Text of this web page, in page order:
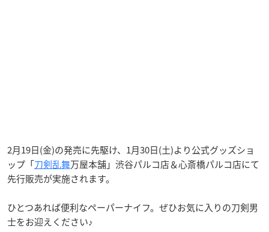
2月19日(金)の発売に先駆け、1月30日(土)より公式グッズショ
ップ「刀剣乱舞万屋本舗」渋谷パルコ店＆心斎橋パルコ店にて
先行販売が実施されます。
ひとつあれば便利なペーパーナイフ。ぜひお気に入りの刀剣男
士をお迎えください♪